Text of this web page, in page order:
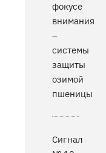
фокусе
внимания
–
системы
защиты
озимой
пшеницы
Сигнал